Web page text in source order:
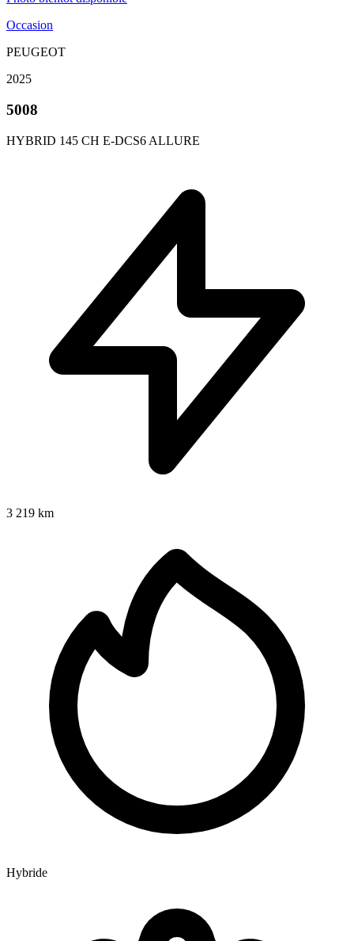
Occasion
PEUGEOT
2025
5008
HYBRID 145 CH E-DCS6 ALLURE
3 219 km
Hybride